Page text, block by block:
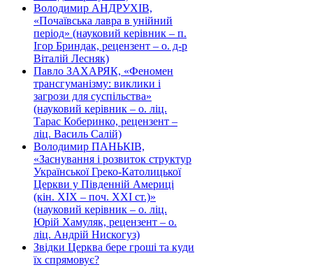
Володимир АНДРУХІВ,
«Почаївська лавра в унійний
період» (науковий керівник – п.
Ігор Бриндак, рецензент – о. д-р
Віталій Лесняк)
Павло ЗАХАРЯК, «Феномен
трансгуманізму: виклики і
загрози для суспільства»
(науковий керівник – о. ліц.
Тарас Коберинко, рецензент –
ліц. Василь Салій)
Володимир ПАНЬКІВ,
«Заснування і розвиток структур
Української Греко-Католицької
Церкви у Південній Америці
(кін. ХІХ – поч. ХХІ ст.)»
(науковий керівник – о. ліц.
Юрій Хамуляк, рецензент – о.
ліц. Андрій Нискогуз)
Звідки Церква бере гроші та куди
їх спрямовує?